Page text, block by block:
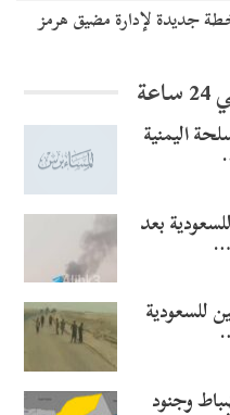
جديدة لإدارة مضيق هرمز
اليمنية
بعد
للسعودية
وجنود